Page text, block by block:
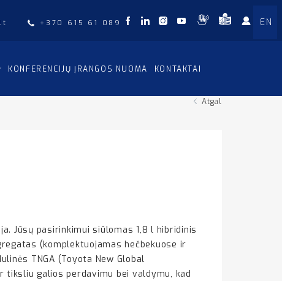
+370 615 61 089 EN
KONFERENCIJŲ ĮRANGOS NUOMA KONTAKTAI
Atgal
Jūsų pasirinkimui siūlomas 1,8 l hibridinis
(komplektuojamas hečbekuose ir
TNGA (Toyota New Global
galios perdavimu bei valdymu, kad